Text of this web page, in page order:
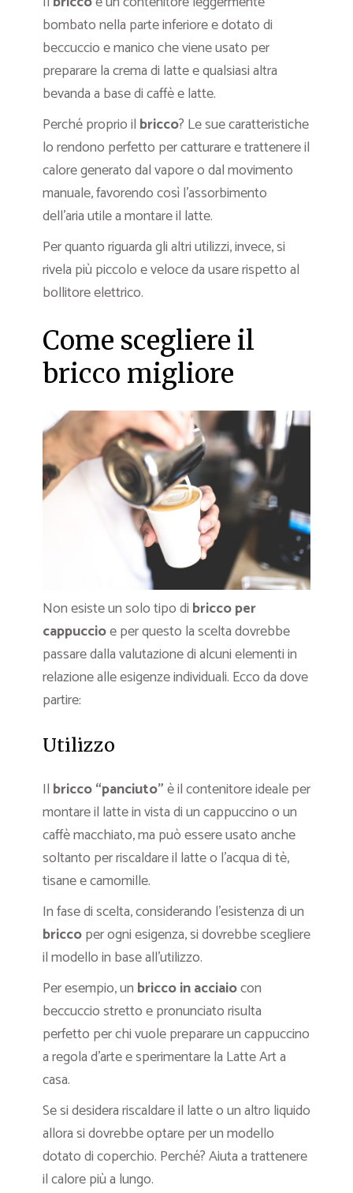
bombato nella parte inferiore e dotato di
beccuccio e manico che viene usato per
preparare la crema di latte e qualsiasi altra
bevanda a base di caffè e latte.
Perché proprio il bricco? Le sue caratteristiche
lo rendono perfetto per catturare e trattenere il
calore generato dal vapore o dal movimento
manuale, favorendo così l’assorbimento
dell’aria utile a montare il latte.
Per quanto riguarda gli altri utilizzi, invece, si
rivela più piccolo e veloce da usare rispetto al
bollitore elettrico.
Come scegliere il
bricco migliore
Non esiste un solo tipo di bricco per
cappuccioe per questo la scelta dovrebbe
passare dalla valutazione di alcuni elementi in
relazione alle esigenze individuali. Ecco da dove
partire:
Utilizzo
Il bricco “panciuto”è il contenitore ideale per
montare il latte in vista di un cappuccino o un
caffè macchiato, ma può essere usato anche
soltanto per riscaldare il latte o l’acqua di tè,
tisane e camomille.
In fase di scelta, considerando l’esistenza di un
briccoper ogni esigenza, si dovrebbe scegliere
il modello in base all’utilizzo.
Per esempio, un bricco in acciaiocon
beccuccio stretto e pronunciato risulta
perfetto per chi vuole preparare un cappuccino
a regola d’arte e sperimentare la Latte Art a
casa.
Se si desidera riscaldare il latte o un altro liquido
allora si dovrebbe optare per un modello
dotato di coperchio. Perché? Aiuta a trattenere
il calore più a lungo.